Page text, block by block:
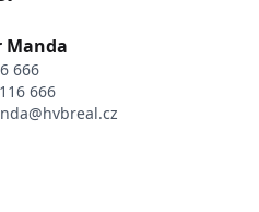
na vyžádání nebo při
zajištění financování
informace jsou
průběhu inzerce měnit.
Manda
666
666